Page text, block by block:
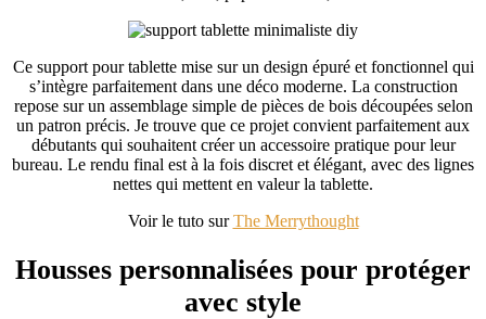
Ce support pour tablette mise sur un design épuré et fonctionnel qui
s’intègre parfaitement dans une déco moderne. La construction
repose sur un assemblage simple de pièces de bois découpées selon
un patron précis. Je trouve que ce projet convient parfaitement aux
débutants qui souhaitent créer un accessoire pratique pour leur
bureau. Le rendu final est à la fois discret et élégant, avec des lignes
nettes qui mettent en valeur la tablette.
Voir le tuto surThe Merrythought
Housses personnalisées pour protéger
avec style